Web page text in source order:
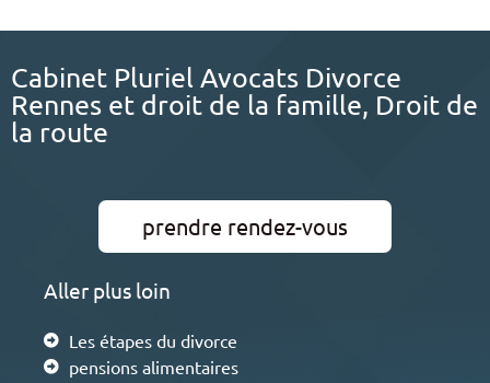
Cabinet Pluriel Avocats Divorce
Rennes et droit de la famille, Droit de
la route
prendre rendez-vous
Aller plus loin
Les étapes du divorce
pensions alimentaires